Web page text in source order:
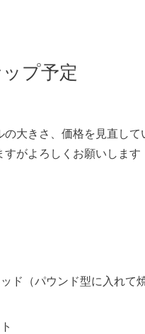
プ予定
大きさ、価格を見直して
がよろしくお願いします
ド（パウンド型に入れて